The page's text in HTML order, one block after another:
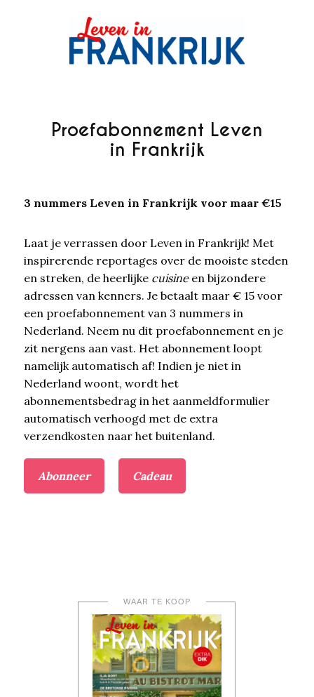
Proefabonnement Leven
in Frankrijk
3 nummers Leven in Frankrijk voor maar €15
Laat je verrassen door Leven in Frankrijk! Met
inspirerende reportages over de mooiste steden
en streken, de heerlijke cuisineen bijzondere
adressen van kenners. Je betaalt maar € 15 voor
een proefabonnement van 3 nummers in
Nederland. Neem nu dit proefabonnement en je
zit nergens aan vast. Het abonnement loopt
namelijk automatisch af! Indien je niet in
Nederland woont, wordt het
abonnementsbedrag in het aanmeldformulier
automatisch verhoogd met de extra
verzendkosten naar het buitenland.
Abonneer Cadeau
WAAR TE KOOP